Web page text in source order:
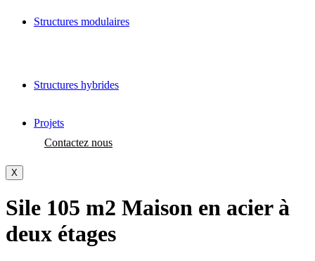
Structures modulaires
Structures hybrides
Projets
Contactez nous
X
Sile 105 m2 Maison en acier à
deux étages